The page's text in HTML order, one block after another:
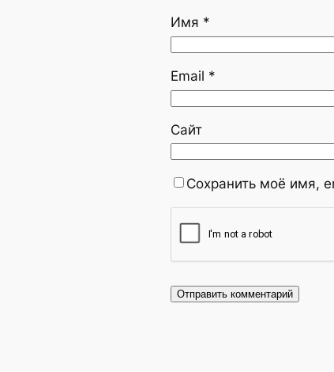
Имя *
Email *
Сайт
Сохранить моё имя,